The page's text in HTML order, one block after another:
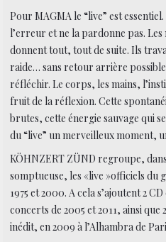
Pour MAGMA le “live” est
l’erreur et ne la pardonne pas. Les
donnent tout, tout de suite. Ils
raide… sans retour arrière
réfléchir. Le corps, les mains,
fruit de la réflexion. Cette
brutes, cette énergie sauvage qui
du “live” un merveilleux moment,
KÖHNZERT ZÜND regroupe,
somptueuse, les «live »officiels
1975 et 2000. A cela s’ajoutent 2
concerts de 2005 et 2011, ainsi
inédit, en 2009 à l’Alhambra de